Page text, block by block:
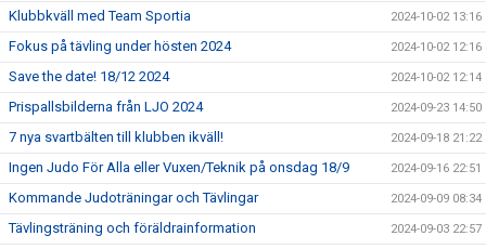
Klubbkväll med Team Sportia 2024-10-02 13:16
Fokus på tävling under hösten 2024 2024-10-02 12:16
Save the date! 18/12 2024 2024-10-02 12:14
Prispallsbilderna från LJO 2024 2024-09-23 14:50
7 nya svartbälten till klubben ikväll! 2024-09-18 21:22
Ingen Judo För Alla eller Vuxen/Teknik på onsdag 18/9 2024-09-16 22:51
Kommande Judoträningar och Tävlingar 2024-09-09 08:34
Tävlingsträning och föräldrainformation 2024-09-03 22:57